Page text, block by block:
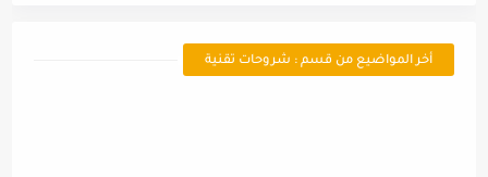
أخر المواضيع من قسم : شروحات تقنية